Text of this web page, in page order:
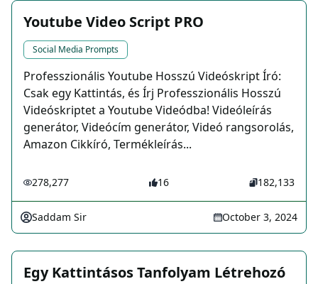
Youtube Video Script PRO
Social Media Prompts
Professzionális Youtube Hosszú Videóskript Író:
Csak egy Kattintás, és Írj Professzionális Hosszú
Videóskriptet a Youtube Videódba! Videóleírás
generátor, Videócím generátor, Videó rangsorolás,
Amazon Cikkíró, Termékleírás...
278,277 16 182,133
Saddam Sir October 3, 2024
Egy Kattintásos Tanfolyam Létrehozó